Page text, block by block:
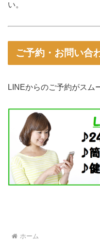
い。
ご予約・お問い合
LINEからのご予約がスム
ホーム